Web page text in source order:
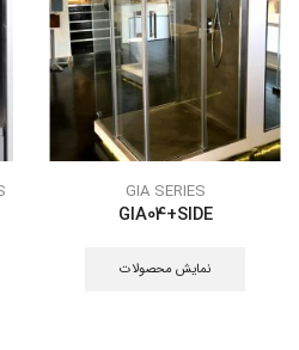
GIA SERIES
GIA04+SIDE
نمایش محصولات